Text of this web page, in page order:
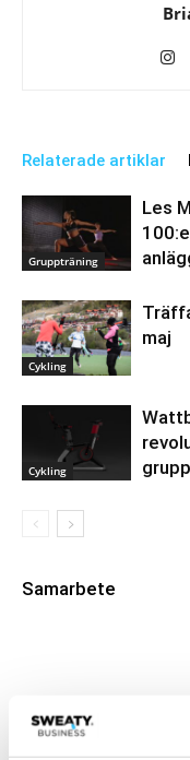
Relaterade artiklar
Gruppträning
Les
Cykling
maj
Cykling
Samarbete
MEST POPULÄRA